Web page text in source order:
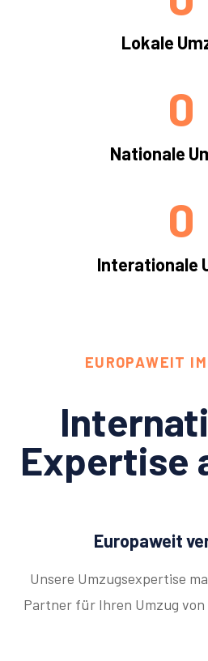
Lokale
Nationale
0
Interationale
0
EUROPAWEIT
Expertise
Europaweit
Unsere Umzugsexpertise
Partner für Ihren Umzug